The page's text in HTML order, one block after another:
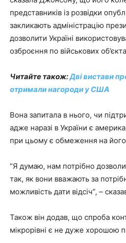
представників із розвідки
закликають адміністрацію
дозволити Україні
озброєння по військових
Читайте також:Дві вистави
отримали нагороди у США
Вона запитала в нього, чи
адже наразі в України є
при цьому є обмеження на його
“Я думаю, нам потрібно
так, як вони вважають за
можливість дати відсіч”, –
Також він додав, що спроба
мікрорівні є не дуже хорошою